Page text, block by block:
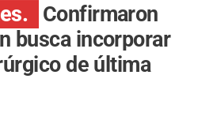
Confirmaron
busca incorporar
de última